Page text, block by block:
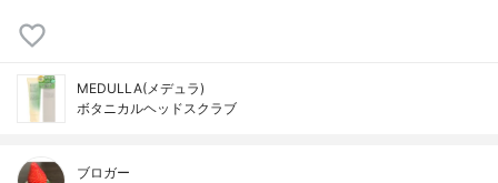
MEDULLA(メデュラ)
ボタニカルヘッドスクラブ
ブロガー